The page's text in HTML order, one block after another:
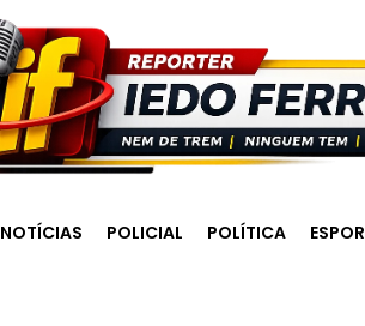
NOTÍCIAS POLICIAL POLÍTICA